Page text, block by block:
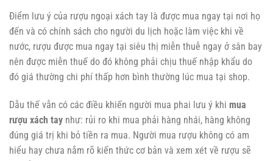
Điểm lưu ý của rượu ngoại xách tay là được mua ngay tại nơi họ
đến và có chính sách cho người du lịch hoặc làm việc khi về
nước, rượu được mua ngay tại siêu thị miễn thuễ ngay ở sân bay
nên được miễn thuế do đó không phải chịu thuế nhập khẩu do
đó giá thường chi phí thấp hơn bình thường lúc mua tại shop.
Dẫu thế vẫn có các điều khiến người mua phai lưu ý khi mua
rượu xách tay như: rủi ro khi mua phải hàng nhái, hàng không
đúng giá trị khi bỏ tiền ra mua. Người mua rượu không có am
hiểu hay chưa nắm rõ kiến thức cơ bản và xem xét về rượu sẽ